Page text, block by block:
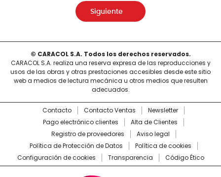
Siguiente
© CARACOL S.A. Todos los derechos reservados.
CARACOL S.A. realiza una reserva expresa de las reproducciones y
usos de las obras y otras prestaciones accesibles desde este sitio
web a medios de lectura mecánica u otros medios que resulten
adecuados.
Contacto Contacto Ventas
Newsletter
Pago electrónico clientes
Alta de Clientes
Registro de proveedores
Aviso legal
Política de Protección de Datos
Política de cookies
Configuración de cookies
Transparencia Código Ético